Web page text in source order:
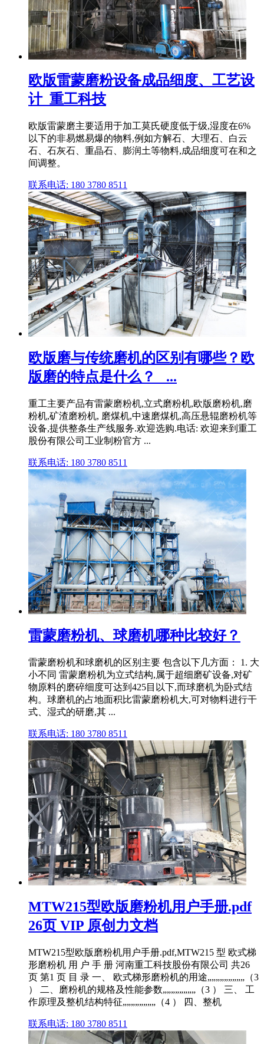
欧版雷蒙磨粉设备成品细度、工艺设
计_重工科技
欧版雷蒙磨主要适用于加工莫氏硬度低于级,湿度在6%
以下的非易燃易爆的物料,例如方解石、大理石、白云
石、石灰石、重晶石、膨润土等物料,成品细度可在和之
间调整。
联系电话: 180 3780 8511
欧版磨与传统磨机的区别有哪些？欧
版磨的特点是什么？_ ...
重工主要产品有雷蒙磨粉机,立式磨粉机,欧版磨粉机,磨
粉机,矿渣磨粉机, 磨煤机,中速磨煤机,高压悬辊磨粉机等
设备,提供整条生产线服务.欢迎选购.电话: 欢迎来到重工
股份有限公司工业制粉官方 ...
联系电话: 180 3780 8511
雷蒙磨粉机、球磨机哪种比较好？
雷蒙磨粉机和球磨机的区别主要 包含以下几方面： 1. 大
小不同 雷蒙磨粉机为立式结构,属于超细磨矿设备,对矿
物原料的磨碎细度可达到425目以下,而球磨机为卧式结
构。球磨机的占地面积比雷蒙磨粉机大,可对物料进行干
式、湿式的研磨,其 ...
联系电话: 180 3780 8511
MTW215型欧版磨粉机用户手册.pdf
26页 VIP 原创力文档
MTW215型欧版磨粉机用户手册.pdf,MTW215 型 欧式梯
形磨粉机 用 户 手 册 河南重工科技股份有限公司 共26
页 第1 页 目 录 一、 欧式梯形磨粉机的用途„„„„„„„„„（3
） 二、磨粉机的规格及性能参数„„„„„„„„（3 ） 三、 工
作原理及整机结构特征„„„„„„„„（4 ） 四、整机
联系电话: 180 3780 8511